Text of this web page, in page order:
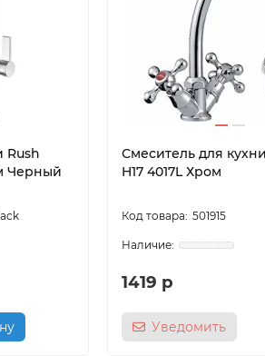
Rush
Черный
Смеситель для
H17 4017L Хром
501915
1419 р
Уведомить